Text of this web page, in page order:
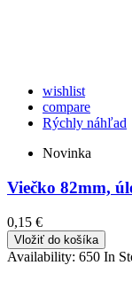
wishlist
compare
Rýchly náhľad
Novinka
Viečko 82mm,
0,15 €
Vložiť do košíka
Availability: 650 In